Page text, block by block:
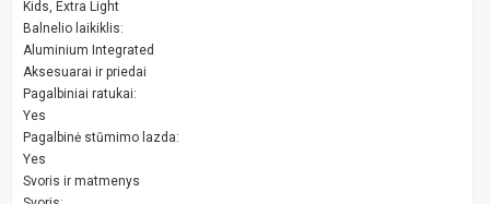
Kids, Extra Light
Balnelio laikiklis:
Aluminium Integrated
Aksesuarai ir priedai
Pagalbiniai ratukai:
Yes
Pagalbinė stūmimo lazda:
Yes
Svoris ir matmenys